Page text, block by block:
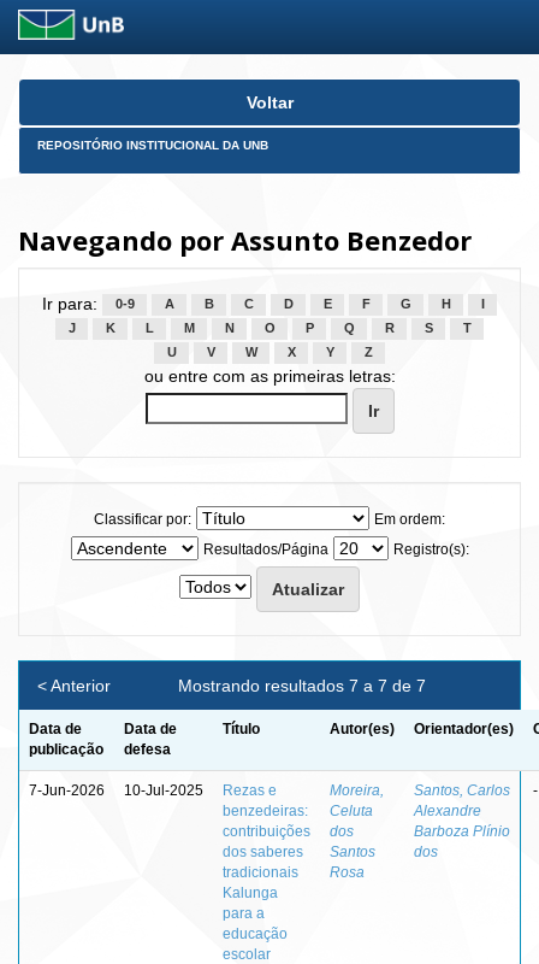
Skip
Voltar
REPOSITÓRIO INSTITUCIONAL DA UNB
Navegando por Assunto Benzedor
Ir para: 0-9 A B C D E F G H
J
K L M N O P Q R S
T
U
V W X Y Z
ou entre com as primeiras letras:
Classificar por:
Em ordem:
Resultados/Página
Registro(s):
Mostrando resultados 7 a 7 de 7
< Anterior
Data de
publicação
Data de
defesa
Título Autor(es) Orientador(es)
7-Jun-2026 10-Jul-2025
Rezas e
benzedeiras:
contribuições
dos saberes
tradicionais
Kalunga
para a
educação
escolar
Moreira,
Celuta
dos
Santos
Rosa
Santos, Carlos
Alexandre
Barboza Plínio
dos
-